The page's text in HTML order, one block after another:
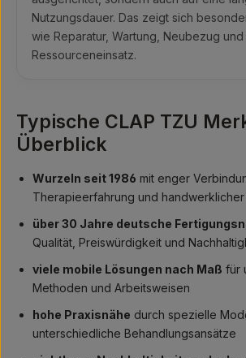
Nutzungsdauer. Das zeigt sich
wie Reparatur, Wartung, Neubezug
Ressourceneinsatz.
Typische CLAP TZU
Überblick
Wurzeln seit 1986 mit enger
Therapieerfahrung und handwerklicher
über 30 Jahre deutsche
Qualität, Preiswürdigkeit und
viele mobile Lösungen nach Maß für
Methoden und Arbeitsweisen
hohe Praxisnähe durch spezielle
unterschiedliche Behandlungsansätze